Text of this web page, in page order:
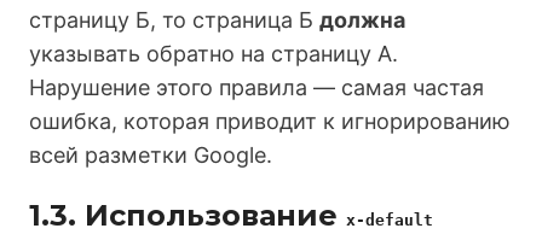
страницу Б, то страница Б должна
указывать обратно на страницу А.
Нарушение этого правила — самая частая
ошибка, которая приводит к игнорированию
всей разметки Google.
1.3. Использование x-default